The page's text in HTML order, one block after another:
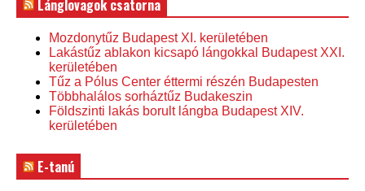
Lánglovagok csatorna
Mozdonytűz Budapest XI. kerületében
Lakástűz ablakon kicsapó lángokkal Budapest XXI.
kerületében
Tűz a Pólus Center éttermi részén Budapesten
Többhalálos sorháztűz Budakeszin
Földszinti lakás borult lángba Budapest XIV.
kerületében
E-tanú